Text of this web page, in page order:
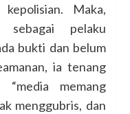
Maka,
pelaku
bukti dan belum
ia tenang
“media memang
menggubris, dan